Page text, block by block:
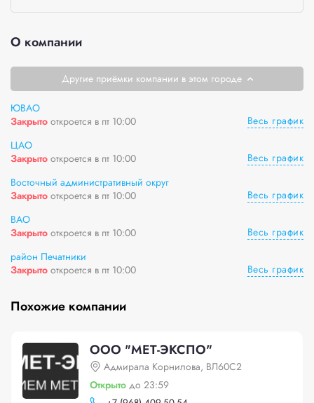
О компании
Другие приёмки компании в этом городе
ЮВАО
Закрыто откроется в пт 10:00
Весь график
ЦАО
Закрыто откроется в пт 10:00
Весь график
Восточный административный округ
Закрыто откроется в пт 10:00
Весь график
ВАО
Закрыто откроется в пт 10:00
Весь график
район Печатники
Закрыто откроется в пт 10:00 Весь график
Похожие компании
ООО "МЕТ-ЭКСПО"
Адмирала Корнилова, ВЛ60С2
Открыто до 23:59